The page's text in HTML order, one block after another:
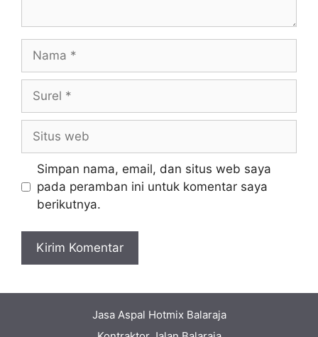
web
Simpan nama, email, dan situs web saya
pada peramban ini untuk komentar saya
berikutnya.
Jasa Aspal Hotmix Balaraja